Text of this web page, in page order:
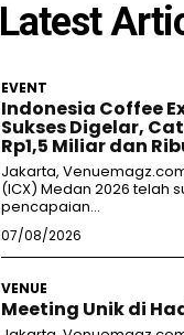
Latest
EVENT
Indonesia Coffee
Sukses Digelar,
Rp1,5 Miliar dan
Jakarta,
(ICX) Medan 2026 telah
pencapaian...
07/08/2026
VENUE
Meeting Unik di